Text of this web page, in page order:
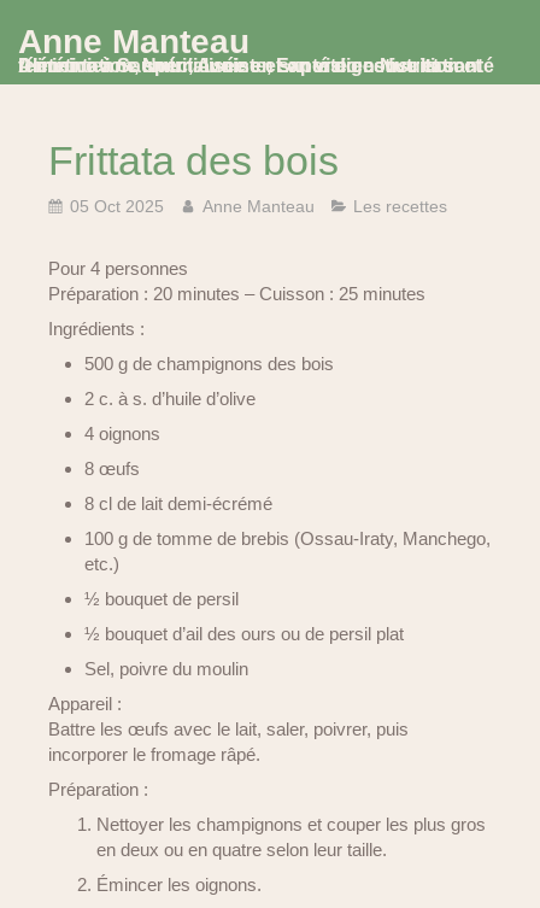
Anne Manteau
Diététicienne Nutritionniste, Experte en Nutrition et Alimentation, spécialisée en santé digestive et santé féminine à Saumur, Avoine et en visio consultation
Frittata des bois
05 Oct 2025 Anne Manteau Les recettes
Pour 4 personnes
Préparation : 20 minutes – Cuisson : 25 minutes
Ingrédients :
500 g de champignons des bois
2 c. à s. d’huile d’olive
4 oignons
8 œufs
8 cl de lait demi-écrémé
100 g de tomme de brebis (Ossau-Iraty, Manchego,
etc.)
½ bouquet de persil
½ bouquet d’ail des ours ou de persil plat
Sel, poivre du moulin
Appareil :
Battre les œufs avec le lait, saler, poivrer, puis
incorporer le fromage râpé.
Préparation :
Nettoyer les champignons et couper les plus gros
en deux ou en quatre selon leur taille.
Émincer les oignons.